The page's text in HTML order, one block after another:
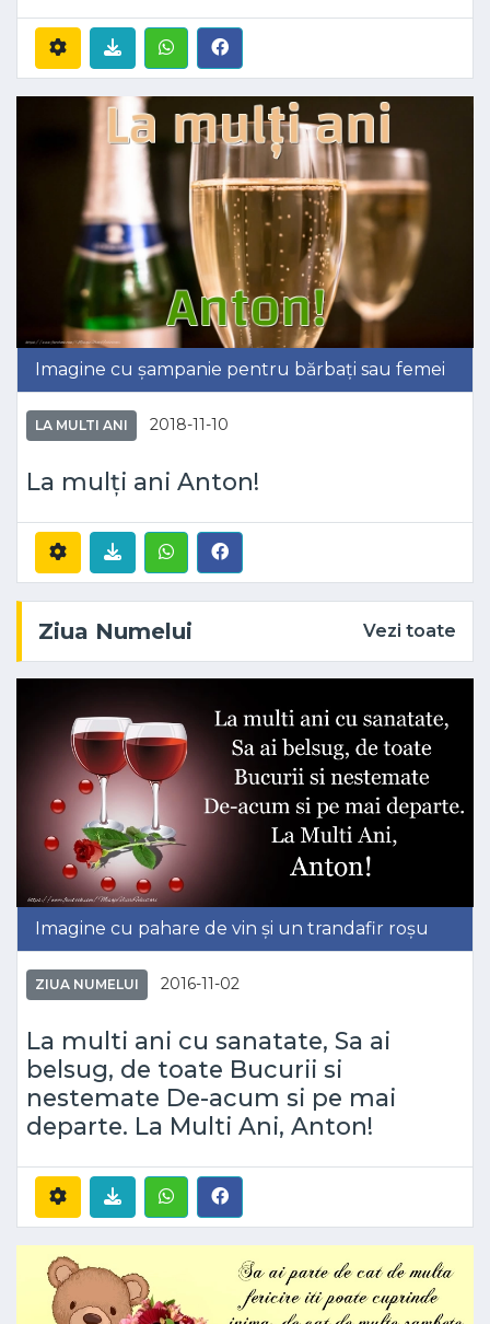
Imagine cu șampanie pentru bărbați sau femei
LA MULTI ANI 2018-11-10
La mulți ani Anton!
Ziua Numelui Vezi toate
Imagine cu pahare de vin și un trandafir roșu
ZIUA NUMELUI 2016-11-02
La multi ani cu sanatate, Sa ai
belsug, de toate Bucurii si
nestemate De-acum si pe mai
departe. La Multi Ani, Anton!